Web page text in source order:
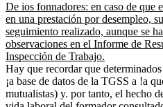
De ios fonnadores: en caso de que
en una prestación por desempleo,
seguimiento realizado, aunque se
observaciones en el Informe de
Inspección de Trabajo.
Hay que recordar que
¡a base de datos de la TGSS a !a
mutualistas) y. por tanto, el hecho